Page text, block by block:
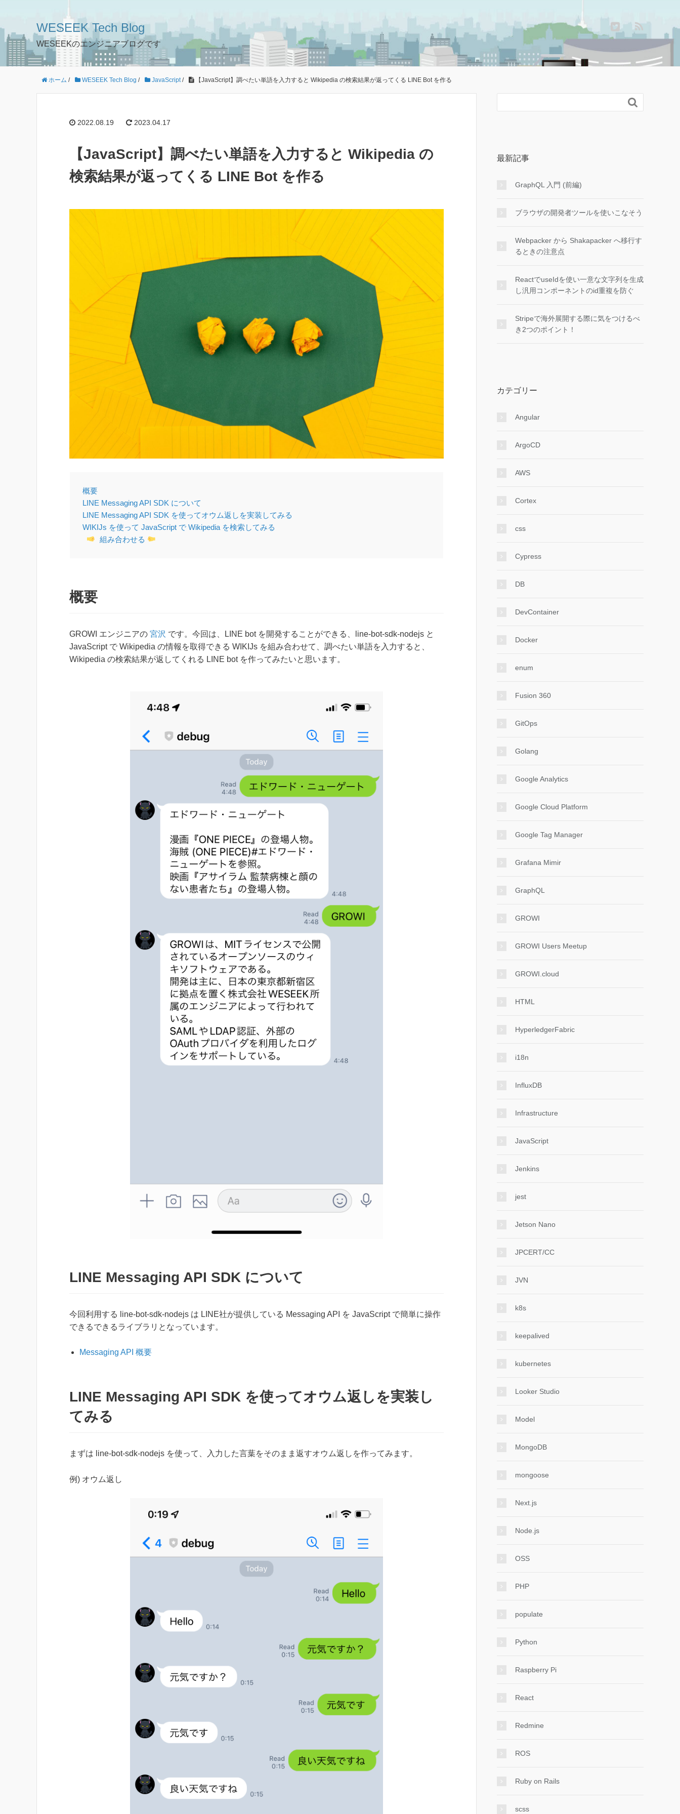
WESEEK Tech Blog
WESEEKのエンジニアブログです
ホーム / WESEEK Tech Blog / JavaScript/ 【JavaScript】調べたい単語を入力すると Wikipedia の検索結果が返ってくる LINE Bot を作る
2022.08.19 2023.04.17
【JavaScript】調べたい単語を入力すると Wikipedia の
検索結果が返ってくる LINE Bot を作る
概要
LINE Messaging API SDK について
LINE Messaging API SDK を使ってオウム返しを実装してみる
WIKIJs を使って JavaScript で Wikipedia を検索してみる
組み合わせる
概要
GROWI エンジニアの 宮沢 です。今回は、LINE bot を開発することができる、line-bot-sdk-nodejs と
JavaScript で Wikipedia の情報を取得できる WIKIJs を組み合わせて、調べたい単語を入力すると、
Wikipedia の検索結果が返してくれる LINE bot を作ってみたいと思います。
LINE Messaging API SDK について
今回利用する line-bot-sdk-nodejs は LINE社が提供している Messaging API を JavaScript で簡単に操作
できるできるライブラリとなっています。
Messaging API 概要
LINE Messaging API SDK を使ってオウム返しを実装し
てみる
まずは line-bot-sdk-nodejs を使って、入力した言葉をそのまま返すオウム返しを作ってみます。
例) オウム返し

最新記事
GraphQL 入門 (前編)
ブラウザの開発者ツールを使いこなそう
Webpacker から Shakapacker へ移行す
るときの注意点
ReactでuseIdを使い一意な文字列を生成
し汎用コンポーネントのid重複を防ぐ
Stripeで海外展開する際に気をつけるべ
き2つのポイント！
カテゴリー
Angular
ArgoCD
AWS
Cortex
css
Cypress
DB
DevContainer
Docker
enum
Fusion 360
GitOps
Golang
Google Analytics
Google Cloud Platform
Google Tag Manager
Grafana Mimir
GraphQL
GROWI
GROWI Users Meetup
GROWI.cloud
HTML
HyperledgerFabric
i18n
InfluxDB
Infrastructure
JavaScript
Jenkins
jest
Jetson Nano
JPCERT/CC
JVN
k8s
keepalived
kubernetes
Looker Studio
Model
MongoDB
mongoose
Next.js
Node.js
OSS
PHP
populate
Python
Raspberry Pi
React
Redmine
ROS
Ruby on Rails
scss